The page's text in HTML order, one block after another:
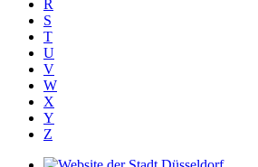
R
S
T
U
V
W
X
Y
Z